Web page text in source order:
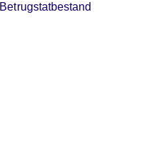
Betrugstatbestand